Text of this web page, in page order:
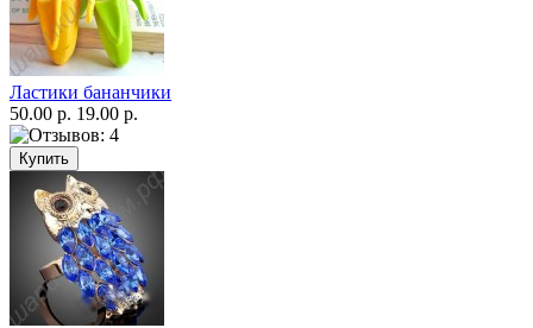
Ластики бананчики
50.00 р. 19.00 р.